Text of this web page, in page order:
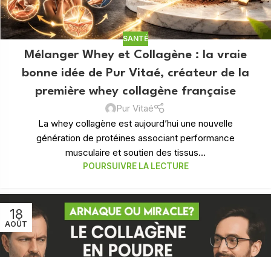
SANTÉ
Mélanger Whey et Collagène : la vraie
bonne idée de Pur Vitaé, créateur de la
première whey collagène française
Pur Vitaé
La whey collagène est aujourd’hui une nouvelle
génération de protéines associant performance
musculaire et soutien des tissus...
POURSUIVRE LA LECTURE
18
AOÛT